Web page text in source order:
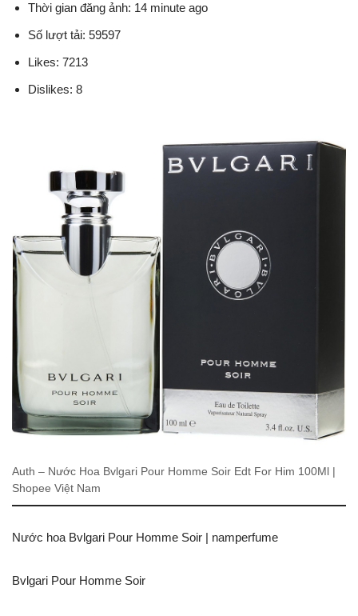
Thời gian đăng ảnh: 14 minute ago
Số lượt tải: 59597
Likes: 7213
Dislikes: 8
Auth – Nước Hoa Bvlgari Pour Homme Soir Edt For Him 100Ml |
Shopee Việt Nam
Nước hoa Bvlgari Pour Homme Soir | namperfume
Bvlgari Pour Homme Soir